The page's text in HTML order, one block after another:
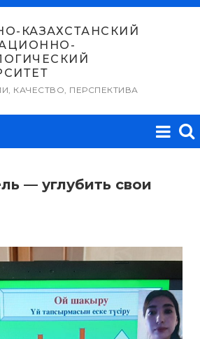
КАЗАХСТАНСКИЙ
КАЧЕСТВО, ПЕРСПЕКТИВА
— углубить свои